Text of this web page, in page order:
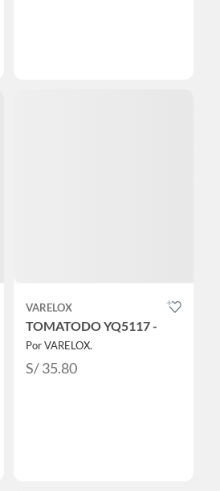
VARELOX
TOMATODO YQ5117 -
Por VARELOX.
S/ 35.80